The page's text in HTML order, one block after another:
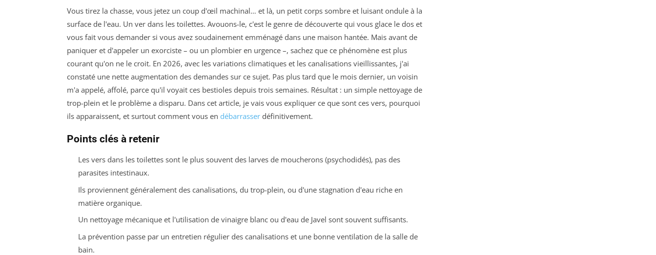
Vous tirez la chasse, vous jetez un coup d'œil machinal… et là, un petit corps sombre et luisant ondule à la
surface de l'eau. Un ver dans les toilettes. Avouons-le, c'est le genre de découverte qui vous glace le dos et
vous fait vous demander si vous avez soudainement emménagé dans une maison hantée. Mais avant de
paniquer et d'appeler un exorciste – ou un plombier en urgence –, sachez que ce phénomène est plus
courant qu'on ne le croit. En 2026, avec les variations climatiques et les canalisations vieillissantes, j'ai
constaté une nette augmentation des demandes sur ce sujet. Pas plus tard que le mois dernier, un voisin
m'a appelé, affolé, parce qu'il voyait ces bestioles depuis trois semaines. Résultat : un simple nettoyage de
trop-plein et le problème a disparu. Dans cet article, je vais vous expliquer ce que sont ces vers, pourquoi
ils apparaissent, et surtout comment vous en débarrasser définitivement.
Points clés à retenir
Les vers dans les toilettes sont le plus souvent des larves de moucherons (psychodidés), pas des
parasites intestinaux.
Ils proviennent généralement des canalisations, du trop-plein, ou d'une stagnation d'eau riche en
matière organique.
Un nettoyage mécanique et l'utilisation de vinaigre blanc ou d'eau de Javel sont souvent suffisants.
La prévention passe par un entretien régulier des canalisations et une bonne ventilation de la salle de
bain.